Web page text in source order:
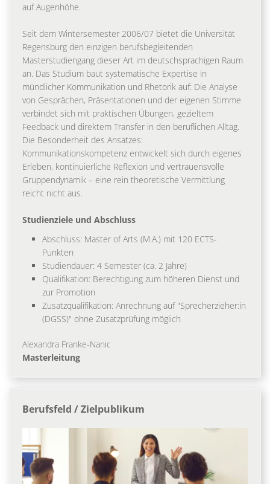
auf Augenhöhe.
Seit dem Wintersemester 2006/07 bietet die Universität
Regensburg den einzigen berufsbegleitenden
Masterstudiengang dieser Art im deutschsprachigen Raum
an. Das Studium baut systematische Expertise in
mündlicher Kommunikation und Rhetorik auf: Die Analyse
von Gesprächen, Präsentationen und der eigenen Stimme
verbindet sich mit praktischen Übungen, gezieltem
Feedback und direktem Transfer in den beruflichen Alltag.
Die Besonderheit des Ansatzes:
Kommunikationskompetenz entwickelt sich durch eigenes
Erleben, kontinuierliche Reflexion und vertrauensvolle
Gruppendynamik – eine rein theoretische Vermittlung
reicht nicht aus.
Studienziele und Abschluss
Abschluss: Master of Arts (M.A.) mit 120 ECTS-
Punkten
Studiendauer: 4 Semester (ca. 2 Jahre)
Qualifikation: Berechtigung zum höheren Dienst und
zur Promotion
Zusatzqualifikation: Anrechnung auf "Sprecherzieher:in
(DGSS)" ohne Zusatzprüfung möglich
Alexandra Franke-Nanic
Masterleitung
Berufsfeld / Zielpublikum